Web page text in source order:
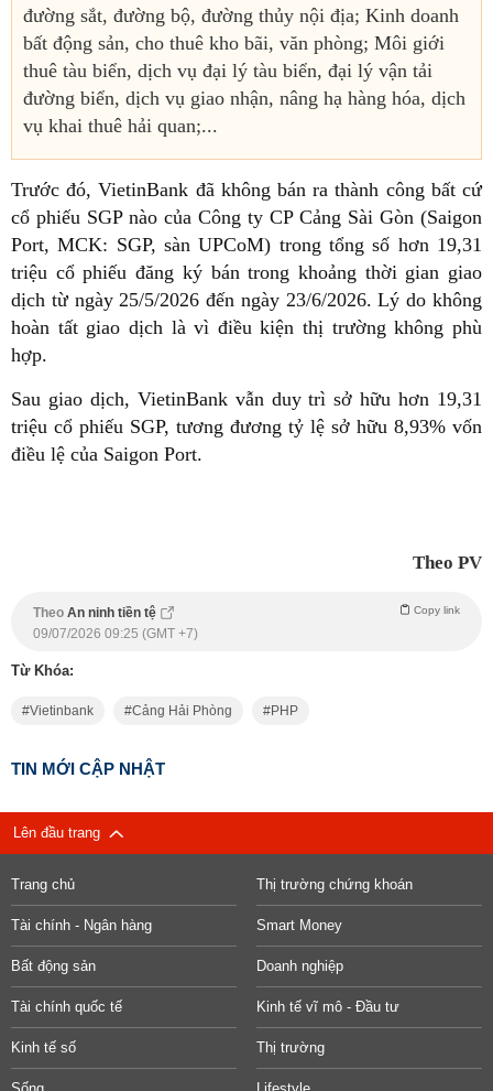
đường sắt, đường bộ, đường thủy nội địa; Kinh doanh
bất động sản, cho thuê kho bãi, văn phòng; Môi giới
thuê tàu biển, dịch vụ đại lý tàu biển, đại lý vận tải
đường biển, dịch vụ giao nhận, nâng hạ hàng hóa, dịch
vụ khai thuê hải quan;...
Trước đó, VietinBank đã không bán ra thành công bất cứ
cổ phiếu SGP nào của Công ty CP Cảng Sài Gòn (Saigon
Port, MCK: SGP, sàn UPCoM) trong tổng số hơn 19,31
triệu cổ phiếu đăng ký bán trong khoảng thời gian giao
dịch từ ngày 25/5/2026 đến ngày 23/6/2026. Lý do không
hoàn tất giao dịch là vì điều kiện thị trường không phù
hợp.
Sau giao dịch, VietinBank vẫn duy trì sở hữu hơn 19,31
triệu cổ phiếu SGP, tương đương tỷ lệ sở hữu 8,93% vốn
điều lệ của Saigon Port.
Theo PV
Theo An ninh tiền tệ Copy link
09/07/2026 09:25 (GMT +7)
Từ Khóa:
Vietinbank Cảng Hải Phòng PHP
TIN MỚI CẬP NHẬT
Lên đầu trang
Trang chủ Thị trường chứng khoán
Tài chính - Ngân hàng Smart Money
Bất động sản Doanh nghiệp
Tài chính quốc tế Kinh tế vĩ mô - Đầu tư
Kinh tế số Thị trường